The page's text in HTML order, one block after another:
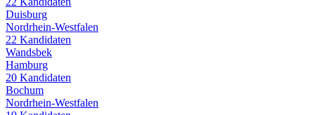
Duisburg
Nordrhein-Westfalen
22 Kandidaten
Wandsbek
Hamburg
20 Kandidaten
Bochum
Nordrhein-Westfalen